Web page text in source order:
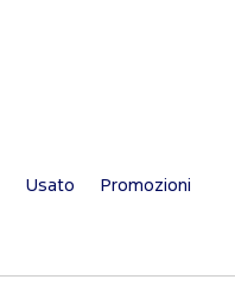
Usato Promozioni